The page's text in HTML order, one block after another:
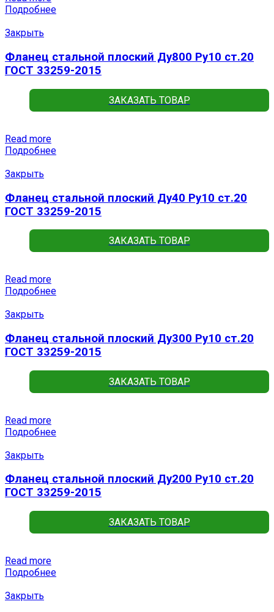
Подробнее
Закрыть
Фланец стальной плоский Ду800 Ру10 ст.20
ГОСТ 33259-2015
ЗАКАЗАТЬ ТОВАР
Read more
Подробнее
Закрыть
Фланец стальной плоский Ду40 Ру10 ст.20
ГОСТ 33259-2015
ЗАКАЗАТЬ ТОВАР
Read more
Подробнее
Закрыть
Фланец стальной плоский Ду300 Ру10 ст.20
ГОСТ 33259-2015
ЗАКАЗАТЬ ТОВАР
Read more
Подробнее
Закрыть
Фланец стальной плоский Ду200 Ру10 ст.20
ГОСТ 33259-2015
ЗАКАЗАТЬ ТОВАР
Read more
Подробнее
Закрыть